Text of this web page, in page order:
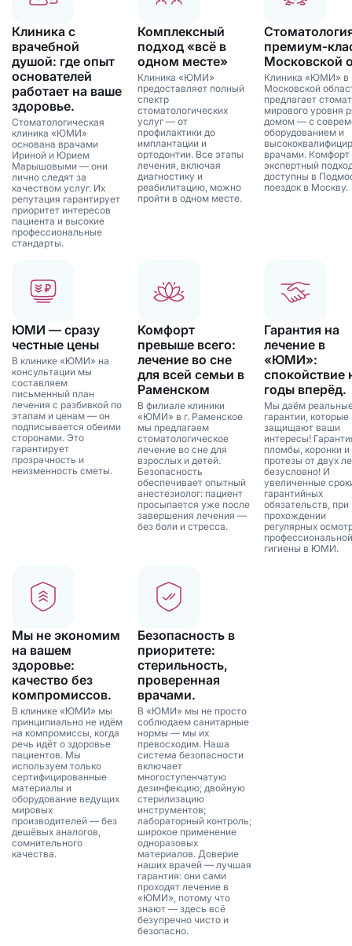
Клиника с
врачебной
душой: где опыт
основателей
работает на ваше
здоровье.
Стоматологическая
клиника «ЮМИ»
основана врачами
Ириной и Юрием
Марышовыми — они
лично следят за
качеством услуг. Их
репутация гарантирует
приоритет интересов
пациента и высокие
профессиональные
стандарты.
Комплексный
подход «всё в
одном месте»
Клиника «ЮМИ»
предоставляет полный
спектр
стоматологических
услуг — от
профилактики до
имплантации и
ортодонтии. Все этапы
лечения, включая
диагностику и
реабилитацию, можно
пройти в одном месте.
Московской
Клиника «ЮМИ» в
Московской
предлагает
мирового уровня
домом — с
оборудованием и
врачами. Комфорт
экспертный
доступны в
поездок в Москву.
ЮМИ — сразу
честные цены
В клинике «ЮМИ» на
консультации мы
составляем
письменный план
лечения с разбивкой по
этапам и ценам — он
подписывается обеими
сторонами. Это
гарантирует
прозрачность и
неизменность сметы.
Комфорт
превыше всего:
лечение во сне
для всей семьи в
Раменском
В филиале клиники
«ЮМИ» в г. Раменское
мы предлагаем
стоматологическое
лечение во сне для
взрослых и детей.
Безопасность
обеспечивает опытный
анестезиолог: пациент
просыпается уже после
завершения лечения —
без боли и стресса.
Гарантия на
лечение в
«ЮМИ»:
спокойствие
годы вперёд.
Мы даём
гарантии, которые
защищают ваши
интересы!
пломбы, коронки и
протезы от двух
безусловно! И
увеличенные
гарантийных
обязательств, при
прохождении
регулярных
профессиональной
гигиены в ЮМИ.
Мы не экономим
на вашем
здоровье:
качество без
компромиссов.
В клинике «ЮМИ» мы
принципиально не идём
на компромиссы, когда
речь идёт о здоровье
пациентов. Мы
используем только
сертифицированные
материалы и
оборудование ведущих
мировых
производителей — без
дешёвых аналогов,
сомнительного
качества.
Безопасность в
приоритете:
стерильность,
проверенная
врачами.
В «ЮМИ» мы не просто
соблюдаем санитарные
нормы — мы их
превосходим. Наша
система безопасности
включает
многоступенчатую
дезинфекцию; двойную
стерилизацию
инструментов;
лабораторный контроль;
широкое применение
одноразовых
материалов. Доверие
наших врачей — лучшая
гарантия: они сами
проходят лечение в
«ЮМИ», потому что
знают — здесь всё
безупречно чисто и
безопасно.